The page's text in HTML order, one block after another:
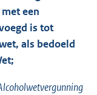
een
is tot
als bedoeld